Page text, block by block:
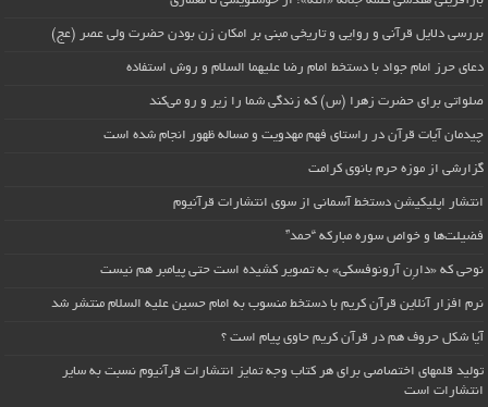
بررسی دلایل قرآنی و روایی و تاریخی مبنی بر امکان زن بودن حضرت ولی عصر (عج)
دعای حرز امام جواد با دستخط امام رضا علیهما السلام و روش استفاده
صلواتی برای حضرت زهرا (س) که زندگی شما را زیر و رو می‌کند
چیدمان آیات قرآن در راستای فهم مهدویت و مساله ظهور انجام شده است
گزارشی از موزه حرم بانوی کرامت
انتشار اپلیکیشن دستخط آسمانی از سوی انتشارات قرآنیوم
فضیلت‌ها و خواص سوره مبارکه “حمد”
نوحی که «دارِن آرونوفسکی» به تصویر کشیده است حتی پیامبر هم نیست
نرم افزار آنلاین قرآن کریم با دستخط منسوب به امام حسین علیه السلام منتشر شد
آیا شکل حروف هم در قرآن کریم حاوی پیام است ؟
تولید قلمهای اختصاصی برای هر کتاب وجه تمایز انتشارات قرآنیوم نسبت به سایر
انتشارات است